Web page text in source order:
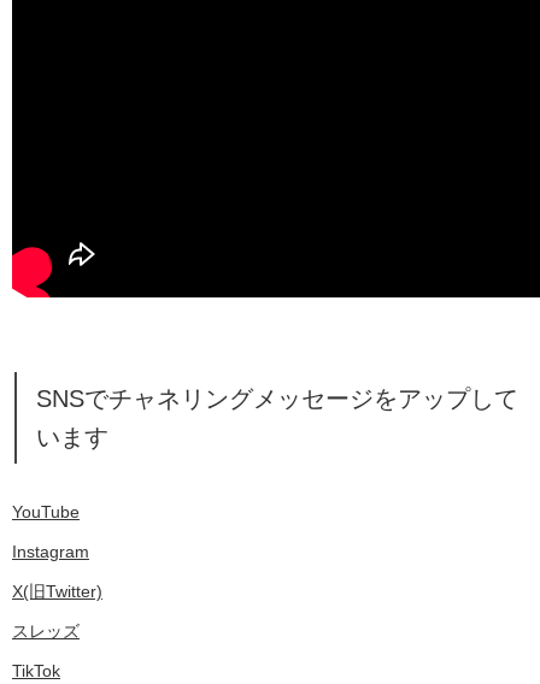
SNSでチャネリングメッセージをアップして
います
YouTube
Instagram
X(旧Twitter)
スレッズ
TikTok